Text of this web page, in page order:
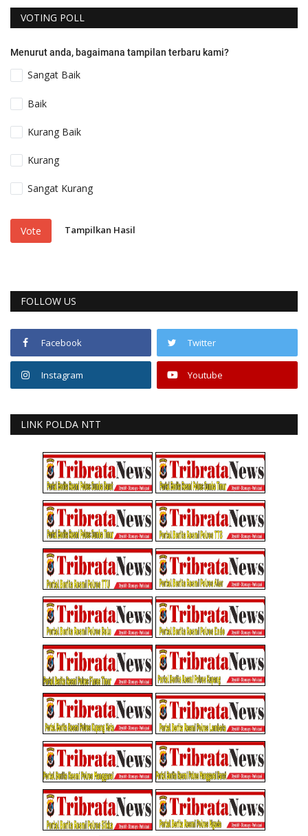
VOTING POLL
Menurut anda, bagaimana tampilan terbaru kami?
Sangat Baik
Baik
Kurang Baik
Kurang
Sangat Kurang
Vote Tampilkan Hasil
FOLLOW US
Facebook Twitter
Instagram Youtube
LINK POLDA NTT